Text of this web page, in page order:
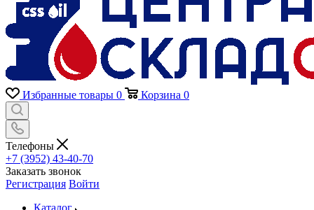
Избранные товары 0 Корзина 0
Телефоны
+7 (3952) 43-40-70
Заказать звонок
Регистрация Войти
Каталог